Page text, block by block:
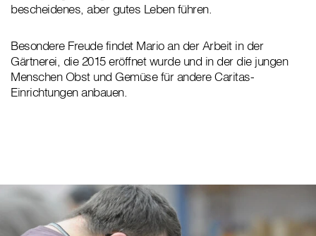
bescheidenes, aber gutes Leben führen.
Besondere Freude findet Mario an der Arbeit in der
Gärtnerei, die 2015 eröffnet wurde und in der die jungen
Menschen Obst und Gemüse für andere Caritas-
Einrichtungen anbauen.